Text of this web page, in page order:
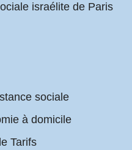
israélite de Paris
sociale
à domicile
Tarifs